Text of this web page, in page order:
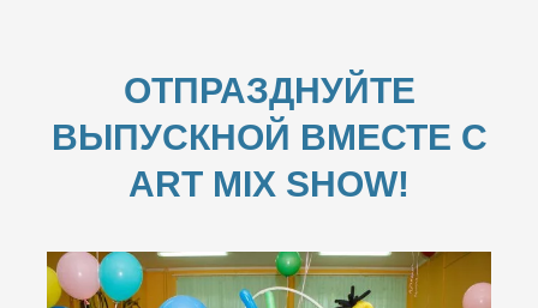
ОТПРАЗДНУЙТЕ
ВЫПУСКНОЙ ВМЕСТЕ С
ART MIX SHOW!